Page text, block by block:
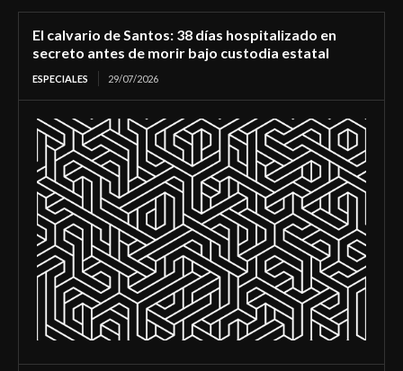
El calvario de Santos: 38 días hospitalizado en
secreto antes de morir bajo custodia estatal
ESPECIALES 29/07/2026